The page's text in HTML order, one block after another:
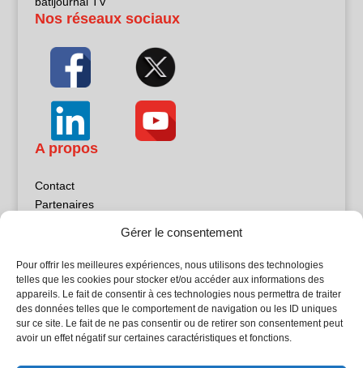
Gérer le consentement
Pour offrir les meilleures expériences, nous utilisons des technologies
telles que les cookies pour stocker et/ou accéder aux informations des
appareils. Le fait de consentir à ces technologies nous permettra de traiter
des données telles que le comportement de navigation ou les ID uniques
sur ce site. Le fait de ne pas consentir ou de retirer son consentement peut
avoir un effet négatif sur certaines caractéristiques et fonctions.
Nos réseaux sociaux
A propos
Contact
Partenaires
Politique de confidentialité
Sites partenaires
5Façades
Atrium Patrimoine